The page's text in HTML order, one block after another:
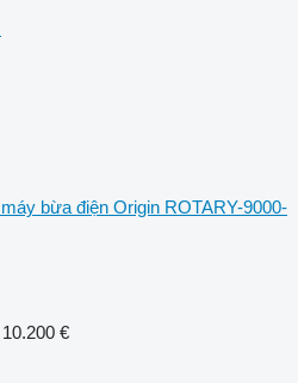
máy bừa điện Origin ROTARY-9000-
€